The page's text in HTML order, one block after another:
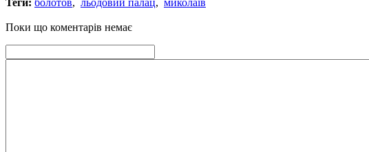
Теги: болотов, льодовий палац, миколаїв
Поки що коментарів немає